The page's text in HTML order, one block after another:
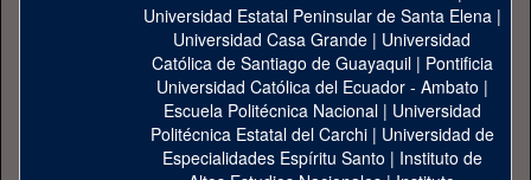
Universidad Estatal Peninsular de Santa Elena|
Universidad Casa Grande | Universidad
Católica de Santiago de Guayaquil| Pontificia
Universidad Católica del Ecuador - Ambato |
Escuela Politécnica Nacional| Universidad
Politécnica Estatal del Carchi| Universidad de
Especialidades Espíritu Santo | Instituto de